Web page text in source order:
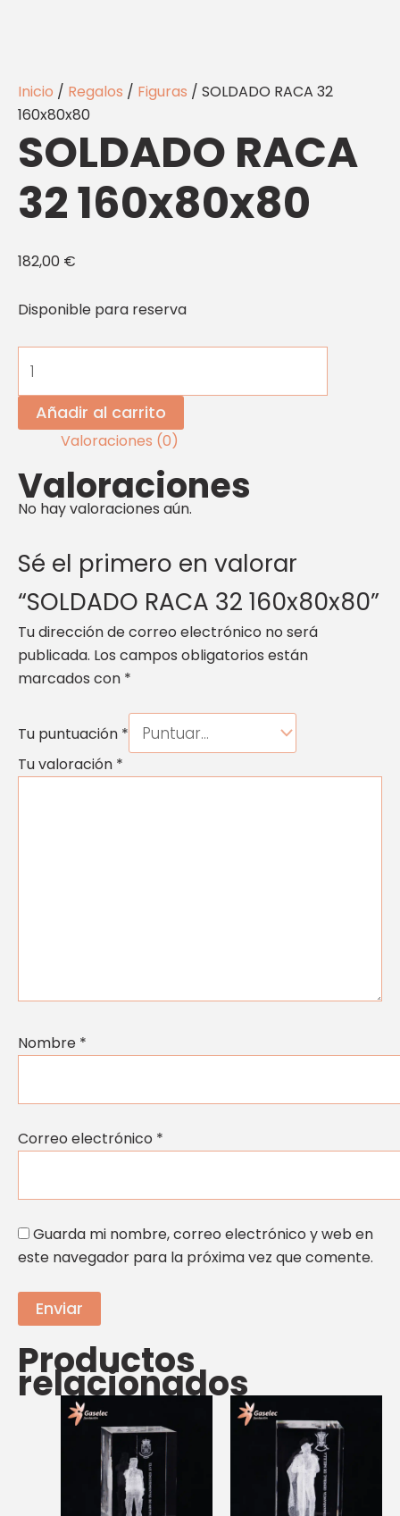
Inicio / Regalos / Figuras / SOLDADO RACA 32
160x80x80
SOLDADO RACA
32 160x80x80
182,00 €
Disponible para reserva
Añadir al carrito
Valoraciones (0)
Valoraciones
No hay valoraciones aún.
Sé el primero en valorar
“SOLDADO RACA 32 160x80x80”
Tu dirección de correo electrónico no será
publicada. Los campos obligatorios están
marcados con *
Tu puntuación *
Tu valoración *
Nombre *
Correo electrónico *
Guarda mi nombre, correo electrónico y web en
este navegador para la próxima vez que comente.
Productos
relacionados